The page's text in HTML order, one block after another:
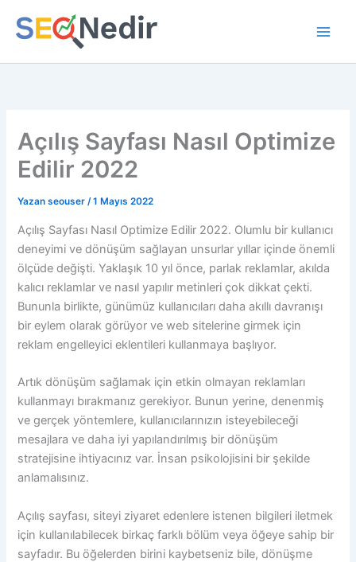
atla
Açılış Sayfası Nasıl Optimize
Edilir 2022
Yazan seouser/1 Mayıs 2022
Açılış Sayfası Nasıl Optimize Edilir 2022. Olumlu bir kullanıcı
deneyimi ve dönüşüm sağlayan unsurlar yıllar içinde önemli
ölçüde değişti. Yaklaşık 10 yıl önce, parlak reklamlar, akılda
kalıcı reklamlar ve nasıl yapılır metinleri çok dikkat çekti.
Bununla birlikte, günümüz kullanıcıları daha akıllı davranışı
bir eylem olarak görüyor ve web sitelerine girmek için
reklam engelleyici eklentileri kullanmaya başlıyor.
Artık dönüşüm sağlamak için etkin olmayan reklamları
kullanmayı bırakmanız gerekiyor. Bunun yerine, denenmiş
ve gerçek yöntemlere, kullanıcılarınızın isteyebileceği
mesajlara ve daha iyi yapılandırılmış bir dönüşüm
stratejisine ihtiyacınız var. İnsan psikolojisini bir şekilde
anlamalısınız.
Açılış sayfası, siteyi ziyaret edenlere istenen bilgileri iletmek
için kullanılabilecek birkaç farklı bölüm veya öğeye sahip bir
sayfadır. Bu öğelerden birini kaybetseniz bile, dönüşme